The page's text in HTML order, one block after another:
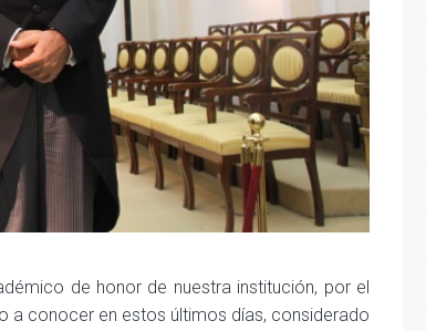
de honor de nuestra institución, por el
a conocer en estos últimos días, considerado